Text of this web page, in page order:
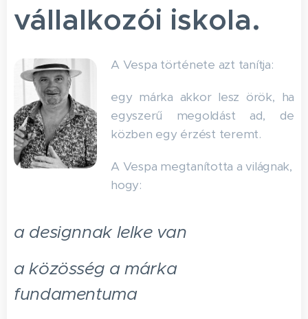
vállalkozói iskola.
A Vespa története azt tanítja:
egy márka akkor lesz örök, ha
egyszerű megoldást ad, de
közben egy érzést teremt.
A Vespa megtanította a világnak,
hogy:
a designnak lelke van
a közösség a márka
fundamentuma